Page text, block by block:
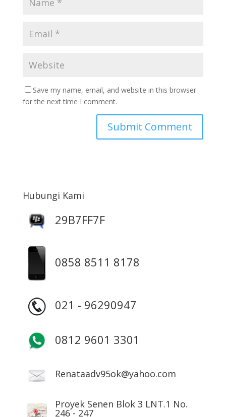
Save my name, email, and website in this browser
for the next time I comment.
Hubungi Kami
29B7FF7F
0858 8511 8178
021 - 96290947
0812 9601 3301
Renataadv95ok@yahoo.com
Proyek Senen Blok 3 LNT.1 No.
246 - 247